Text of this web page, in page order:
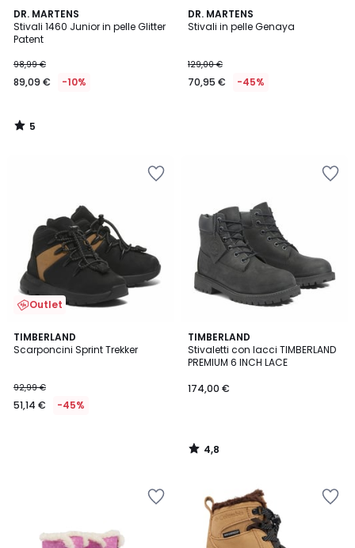
DR. MARTENS
Stivali 1460 Junior in pelle Glitter
Patent
98,99 €
89,09 € -10%
5
/
5
5
/
DR. MARTENS
Stivali in pelle Genaya
129,00 €
70,95 € -45%
Outlet
TIMBERLAND
Scarponcini Sprint Trekker
92,99 €
51,14 € -45%
TIMBERLAND
Stivaletti con lacci TIMBERLAND
PREMIUM 6 INCH LACE
174,00 €
4,8
/ 5
4,8
/